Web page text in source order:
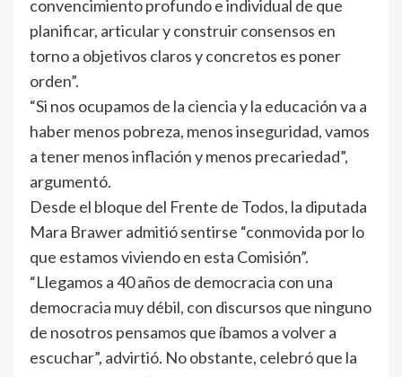
convencimiento profundo e individual de que
planificar, articular y construir consensos en
torno a objetivos claros y concretos es poner
orden”.
“Si nos ocupamos de la ciencia y la educación va a
haber menos pobreza, menos inseguridad, vamos
a tener menos inflación y menos precariedad”,
argumentó.
Desde el bloque del Frente de Todos, la diputada
Mara Brawer admitió sentirse “conmovida por lo
que estamos viviendo en esta Comisión”.
“Llegamos a 40 años de democracia con una
democracia muy débil, con discursos que ninguno
de nosotros pensamos que íbamos a volver a
escuchar”, advirtió. No obstante, celebró que la